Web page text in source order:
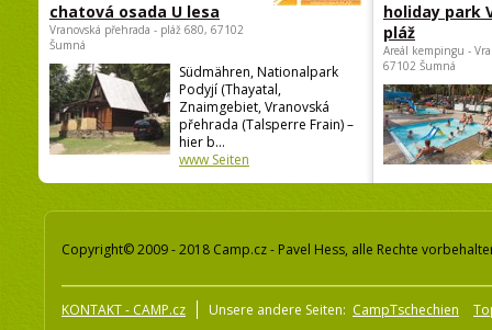
chatová osada U lesa
Vranovská přehrada - pláž 680, 67102
Šumná
Südmähren, Nationalpark
Podyjí (Thayatal,
Znaimgebiet, Vranovská
přehrada (Talsperre Frain) –
hier b...
www Seiten
holiday park
pláž
Areál kempingu -
67102 Šumná
Copyright© 2009 - 2018 Camp.cz - Pavel Hess, alle Rechte
KONTAKT - CAMP.cz Unsere andere Seiten: CampTschechien